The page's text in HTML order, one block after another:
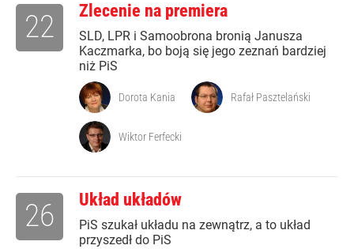
Zlecenie na premiera
SLD, LPR i Samoobrona bronią Janusza
Kaczmarka, bo boją się jego zeznań bardziej
niż PiS
22
Dorota Kania Rafał Pasztelański
Wiktor Ferfecki
Układ układów
PiS szukał układu na zewnątrz, a to układ
przyszedł do PiS
26